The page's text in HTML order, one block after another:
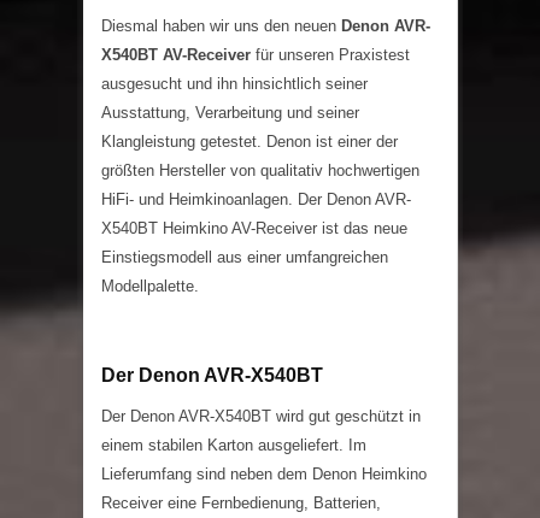
Diesmal haben wir uns den neuen Denon AVR-
X540BT AV-Receiverfür unseren Praxistest
ausgesucht und ihn hinsichtlich seiner
Ausstattung, Verarbeitung und seiner
Klangleistung getestet. Denon ist einer der
größten Hersteller von qualitativ hochwertigen
HiFi- und Heimkinoanlagen. Der Denon AVR-
X540BT Heimkino AV-Receiver ist das neue
Einstiegsmodell aus einer umfangreichen
Modellpalette.
Der Denon AVR-X540BT
Der Denon AVR-X540BT wird gut geschützt in
einem stabilen Karton ausgeliefert. Im
Lieferumfang sind neben dem Denon Heimkino
Receiver eine Fernbedienung, Batterien,